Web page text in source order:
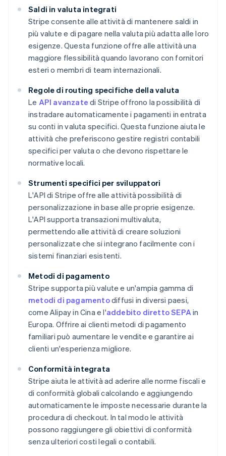
Saldi in valuta integrati
Stripe consente alle attività di mantenere saldi in
più valute e di pagare nella valuta più adatta alle loro
esigenze. Questa funzione offre alle attività una
maggiore flessibilità quando lavorano con fornitori
esteri o membri di team internazionali.
Regole di routing specifiche della valuta
Le API avanzate di Stripe offrono la possibilità di
instradare automaticamente i pagamenti in entrata
su conti in valuta specifici. Questa funzione aiuta le
attività che preferiscono gestire registri contabili
specifici per valuta o che devono rispettare le
normative locali.
Strumenti specifici per sviluppatori
L'API di Stripe offre alle attività possibilità di
personalizzazione in base alle proprie esigenze.
L'API supporta transazioni multivaluta,
permettendo alle attività di creare soluzioni
personalizzate che si integrano facilmente con i
sistemi finanziari esistenti.
Metodi di pagamento
Stripe supporta più valute e un'ampia gamma di
metodi di pagamentodiffusi in diversi paesi,
come Alipay in Cina e l'addebito diretto SEPAin
Europa. Offrire ai clienti metodi di pagamento
familiari può aumentare le vendite e garantire ai
clienti un'esperienza migliore.
Conformità integrata
Stripe aiuta le attività ad aderire alle norme fiscali e
di conformità globali calcolando e aggiungendo
automaticamente le imposte necessarie durante la
procedura di checkout. In tal modo le attività
possono raggiungere gli obiettivi di conformità
senza ulteriori costi legali o contabili.